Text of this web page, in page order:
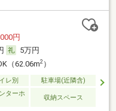
円
5万円
（62.06m2）
レ別 駐車場(近隣含)
ターホ
収納スペース